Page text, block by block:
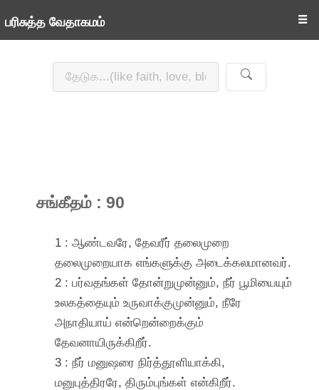
பரிசுத்த வேதாகமம் ☰
சங்கீதம் : 90
1 : ஆண்டவரே, தேவரீர் தலைமுறை
தலைமுறையாக எங்களுக்கு அடைக்கலமானவர்.
2 : பர்வதங்கள் தோன்றுமுன்னும், நீர் பூமியையும்
உலகத்தையும் உருவாக்குமுன்னும், நீரே
அநாதியாய் என்றென்றைக்கும்
தேவனாயிருக்கிறீர்.
3 : நீர் மனுஷரை நிர்த்தூளியாக்கி,
மனுபுத்திரரே, திரும்புங்கள் என்கிறீர்.